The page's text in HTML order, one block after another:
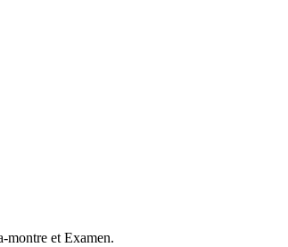
montre et Examen.